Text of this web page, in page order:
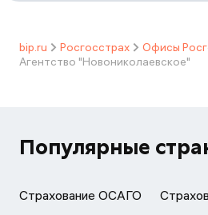
bip.ru Росгосстрах
Офисы
Агентство "Новониколаевское"
Популярные
Страхование ОСАГО